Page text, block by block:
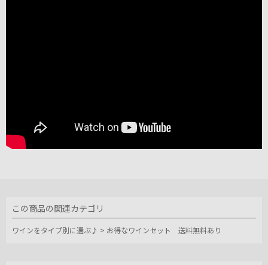
この商品の関連カテゴリ
ワインをタイプ別に選ぶ♪ > お得なワインセット 送料無料あり